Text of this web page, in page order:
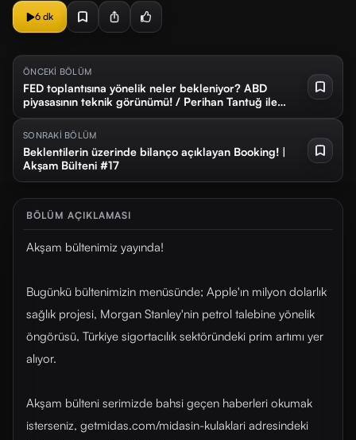
6 dk
ÖNCEKİ BÖLÜM
FED toplantısına yönelik neler bekleniyor? ABD
piyasasının teknik görünümü! / Perihan Tantuğ ile
Kahve ve Borsa #18
SONRAKİ BÖLÜM
Beklentilerin üzerinde bilanço açıklayan Booking! |
Akşam Bülteni #17
BÖLÜM AÇIKLAMASI
Akşam bültenimiz yayında!
Bugünkü bültenimizin menüsünde; Apple'ın milyon dolarlık
sağlık projesi, Morgan Stanley'nin petrol talebine yönelik
öngörüsü, Türkiye sigortacılık sektöründeki prim artımı yer
alıyor.
Akşam bülteni serimizde bahsi geçen haberleri okumak
isterseniz, getmidas.com/midasin-kulaklari adresindeki